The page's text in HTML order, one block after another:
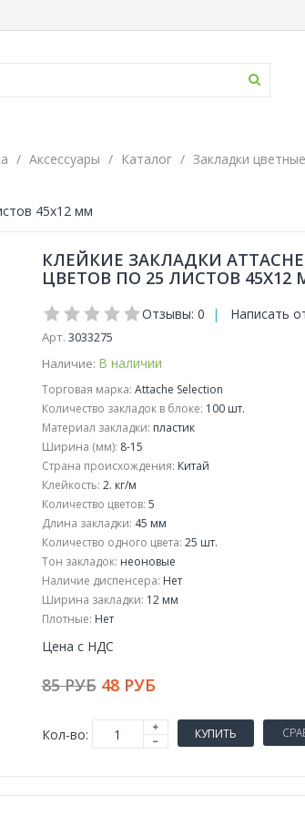
Аксессуары Каталог Закладки цветные
45x12 мм
КЛЕЙКИЕ ЗАКЛАДКИ
ЦВЕТОВ ПО 25 ЛИСТОВ 45X12
Отзывы: 0 | Написать
Арт. 3033275
Наличие: В наличии
Торговая марка: Attache Selection
Количество закладок в блоке: 100 шт.
Материал закладки: пластик
Ширина (мм): 8-15
Страна происхождения: Китай
Клейкость: 2. кг/м
Количество цветов: 5
Длина закладки: 45 мм
Количество одного цвета: 25 шт.
Тон закладок: неоновые
Наличие диспенсера: Нет
Ширина закладки: 12 мм
Плотные: Нет
Цена с НДС
85 РУБ 48 РУБ
Кол-во: КУПИТЬ